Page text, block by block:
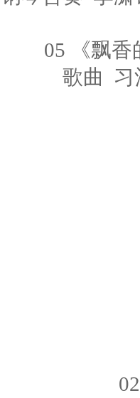
05 《飘香
歌曲 习
02